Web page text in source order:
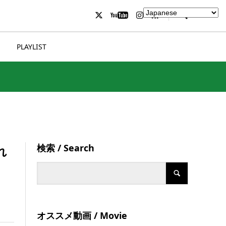
PLAYLIST
検索 / Search
オススメ動画 / Movie